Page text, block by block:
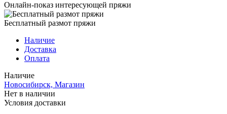
Онлайн-показ интересующей пряжи
Бесплатный размот пряжи
Наличие
Доставка
Оплата
Наличие
Новосибирск, Магазин
Нет в наличии
Условия доставки